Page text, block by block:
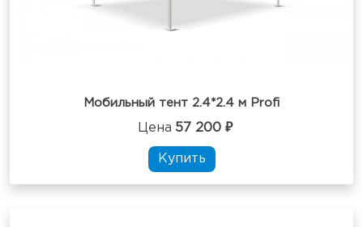
Мобильный тент 2.4*2.4 м Profi
Цена 57 200 ₽
Купить